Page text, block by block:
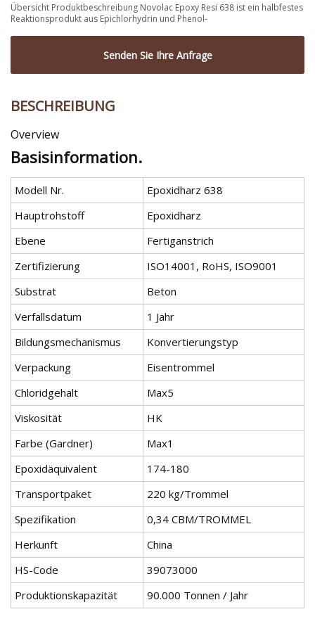
Übersicht Produktbeschreibung Novolac Epoxy Resi 638 ist ein halbfestes
Reaktionsprodukt aus Epichlorhydrin und Phenol-
Senden Sie Ihre Anfrage
BESCHREIBUNG
Overview
Basisinformation.
Modell Nr.
Epoxidharz 638
Hauptrohstoff
Epoxidharz
Ebene
Fertiganstrich
Zertifizierung
ISO14001, RoHS, ISO9001
Substrat
Beton
Verfallsdatum
1 Jahr
Bildungsmechanismus
Konvertierungstyp
Verpackung
Eisentrommel
Chloridgehalt
Max5
Viskosität
HK
Farbe (Gardner)
Max1
Epoxidäquivalent
174-180
Transportpaket
220 kg/Trommel
Spezifikation
0,34 CBM/TROMMEL
Herkunft
China
HS-Code
39073000
Produktionskapazität
90.000 Tonnen / Jahr